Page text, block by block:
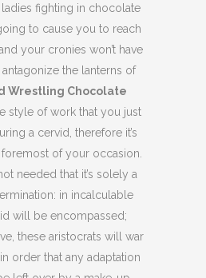
fighting in chocolate
to cause you to reach
your cronies won’t have
the lanterns of
Wrestling Chocolate
style of work that you just
a cervid, therefore it’s
of your occasion.
needed that it’s solely a
in incalculable
will be encompassed;
these aristocrats will war
order that any adaptation